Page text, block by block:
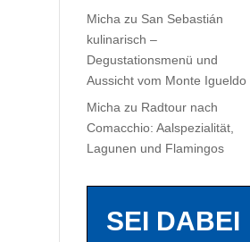
Micha zu San Sebastián
kulinarisch –
Degustationsmenü und
Aussicht vom Monte Igueldo
Micha zu Radtour nach
Comacchio: Aalspezialität,
Lagunen und Flamingos
SEI DABEI